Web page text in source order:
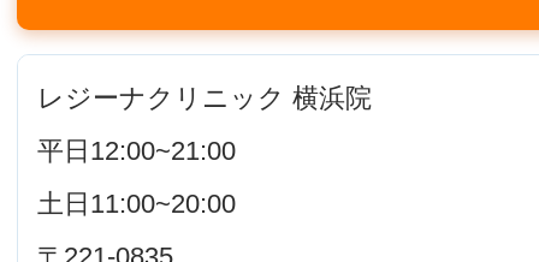
レジーナクリニック 横浜院
平日12:00~21:00
土日11:00~20:00